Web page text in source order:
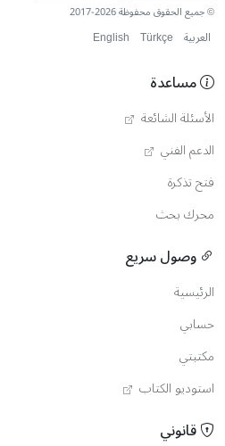
© جميع الحقوق محفوظة 2026-2017
العربية English Türkçe
مساعدة
الأسئلة الشائعة
الدعم الفني
فتح تذكرة
محرك بحث
وصول سريع
الرئيسية
حسابي
مكتبتي
استوديو الكتاب
قانوني